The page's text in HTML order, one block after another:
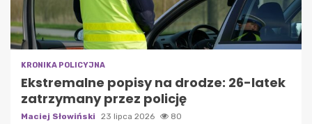
KRONIKA POLICYJNA
Ekstremalne popisy na drodze: 26-latek
zatrzymany przez policję
Maciej Słowiński 23 lipca 2026 80